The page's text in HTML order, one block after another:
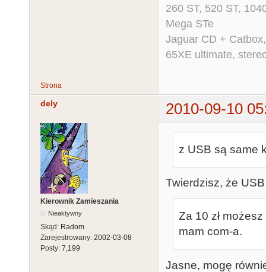
260 ST, 520 ST,
Mega STe
Jaguar CD +
65XE ultimate,
Strona
dely 2010-09-10
Kierownik Zamieszania
Nieaktywny
Skąd: Radom
Zarejestrowany: 2002-03-08
Posty: 7,199
z USB są same
Twierdzisz, że
Za 10 zł
mam com-a.
Jasne, mogę